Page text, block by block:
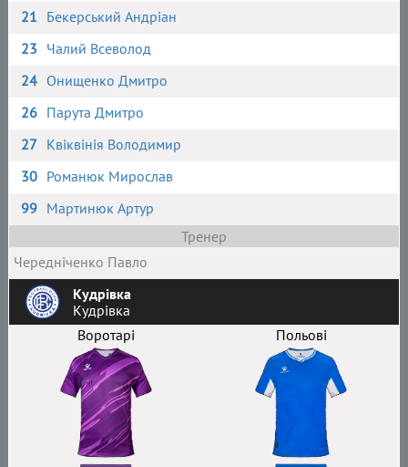
21 Бекерський Андріан
23 Чалий Всеволод
24 Онищенко Дмитро
26 Парута Дмитро
27 Квіквінія Володимир
30 Романюк Мирослав
99 Мартинюк Артур
Тренер
Чередніченко Павло
Кудрівка
Кудрівка
Воротарі
Польові